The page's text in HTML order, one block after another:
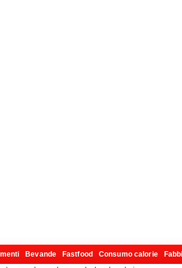
Bevande Fastfood Consumo calorie